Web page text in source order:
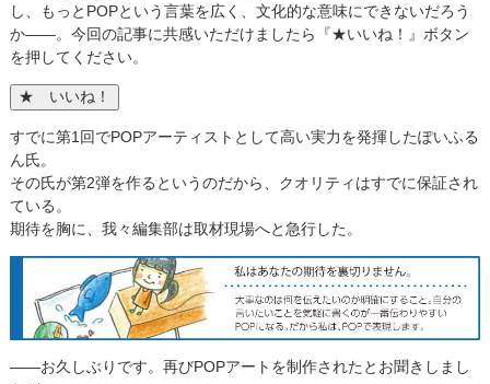
し、もっとPOPという言葉を広く、文化的な意味にできないだろう
か——。今回の記事に共感いただけましたら『★いいね！』ボタン
を押してください。
すでに第1回でPOPアーティストとして高い実力を発揮したぽいふる
ん氏。
その氏が第2弾を作るというのだから、クオリティはすでに保証され
ている。
期待を胸に、我々編集部は取材現場へと急行した。
――お久しぶりです。再びPOPアートを制作されたとお聞きしまし